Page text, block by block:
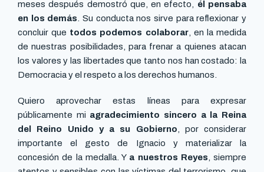
meses después demostró que, en efecto, él pensaba
en los demás . Su conducta nos sirve para reflexionar y
concluir que todos podemos colaborar, en la medida
de nuestras posibilidades, para frenar a quienes atacan
los valores y las libertades que tanto nos han costado: la
Democracia y el respeto a los derechos humanos.
Quiero aprovechar estas líneas para expresar
públicamente mi agradecimiento sincero a la Reina
del Reino Unido y a su Gobierno , por considerar
importante el gesto de Ignacio y materializar la
concesión de la medalla. Y a nuestros Reyes , siempre